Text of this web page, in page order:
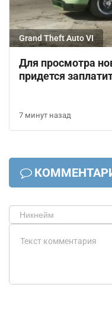
Grand Theft Auto VI
Для просмотра
придется
7 минут назад